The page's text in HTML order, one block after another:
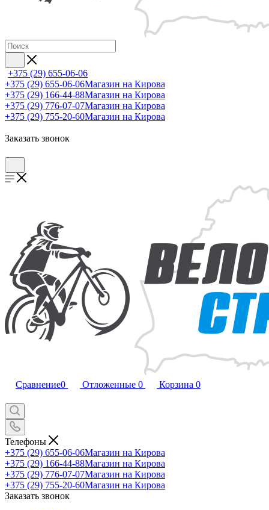
+375 (29) 655-06-06
+375 (29) 655-06-06Магазин на Кирова
+375 (29) 166-44-88Магазин на Кирова
+375 (29) 776-07-07Магазин на Кирова
+375 (29) 755-20-60Магазин на Кирова
Заказать звонок
Сравнение0 Отложенные 0 Корзина 0
Телефоны
+375 (29) 655-06-06Магазин на Кирова
+375 (29) 166-44-88Магазин на Кирова
+375 (29) 776-07-07Магазин на Кирова
+375 (29) 755-20-60Магазин на Кирова
Заказать звонок